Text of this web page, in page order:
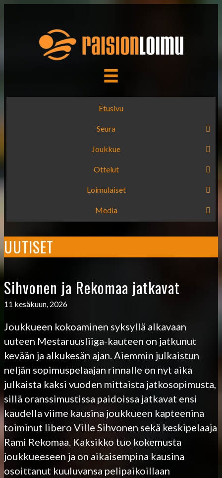
Etusivu
Seura
Joukkue
Ottelut
Loimulaiset
Media
UUTISET
Sihvonen ja Rekomaa jatkavat
11 kesäkuun, 2026
Joukkueen kokoaminen syksyllä alkavaan
uuteen Mestaruusliiga-kauteen on jatkunut
kevään ja alkukesän ajan. Aiemmin julkaistun
neljän sopimuspelaajan rinnalle on nyt aika
julkaista kaksi vuoden mittaista jatkosopimusta,
sillä oranssimustissa paidoissa jatkavat ensi
kaudella viime kausina joukkueen kapteenina
toiminut libero Ville Sihvonen sekä keskipelaaja
Rami Rekomaa. Kaksikko tuo kokemusta
joukkueeseen ja on aikaisempina kausina
osoittanut kuuluvansa pelipaikoillaan